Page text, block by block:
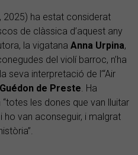
2025) ha estat considerat
de clàssica d’aquest any
la vigatana Anna Urpina,
del violí barroc, n’ha
seva interpretació de l’“Air
de Preste. Ha
les dones que van lluitar
ho van aconseguir, i malgrat